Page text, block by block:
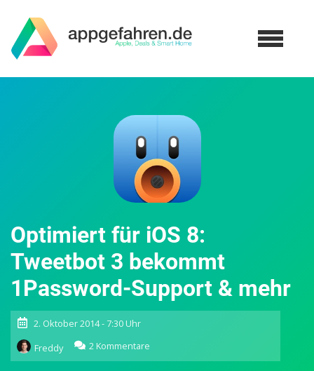
Optimiert für iOS 8:
Tweetbot 3 bekommt
1Password-Support & mehr
2. Oktober 2014 - 7:30 Uhr
Freddy
2 Kommentare
Optimiert